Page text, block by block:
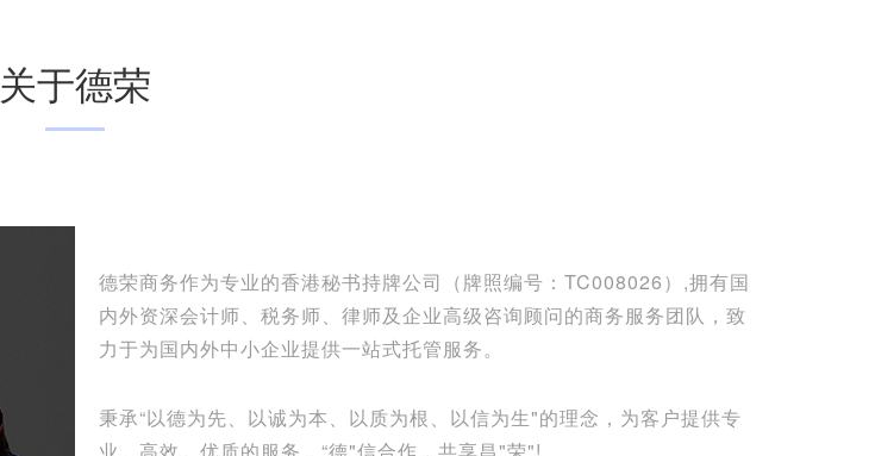
关于德荣
德荣商务作为专业的香港秘书持牌公司（牌照编号：TC008026）,拥有国
内外资深会计师、税务师、律师及企业高级咨询顾问的商务服务团队，致
力于为国内外中小企业提供一站式托管服务。
秉承“以德为先、以诚为本、以质为根、以信为生"的理念，为客户提供专